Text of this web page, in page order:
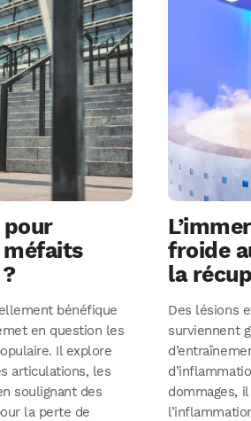
pour
bénéfique
en question les
Il explore
articulations, les
soulignant des
la perte de
froide
la
Des lésions
surviennent
dommages,